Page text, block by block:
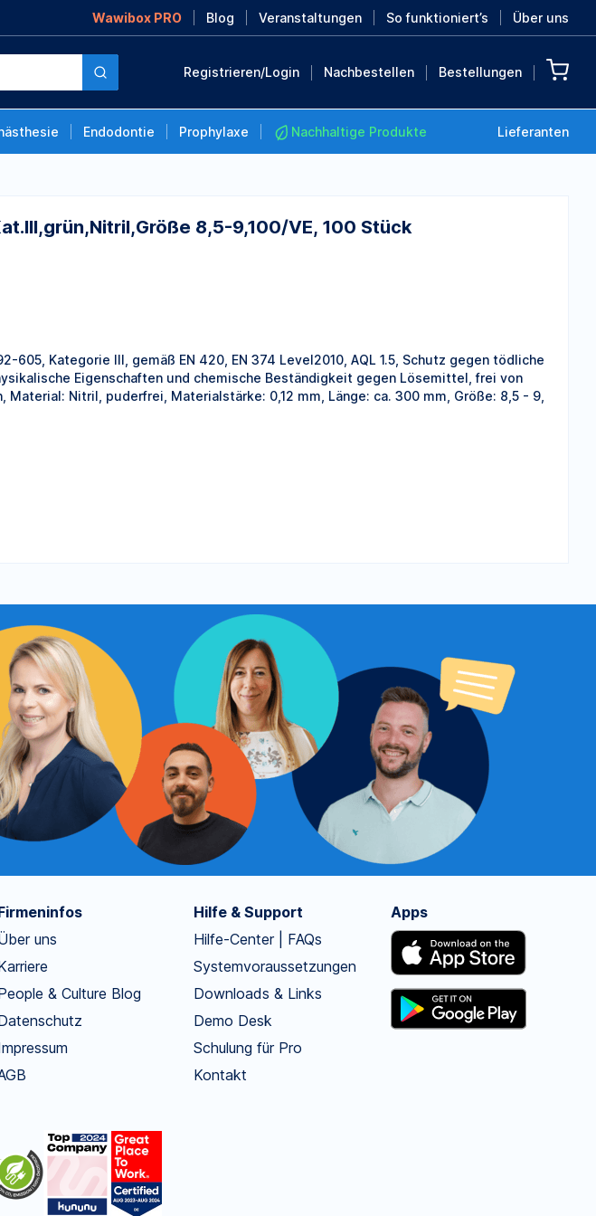
Wawibox PRO Blog Veranstaltungen So funktioniert’s Über uns
Registrieren/Login Nachbestellen Bestellungen
Endodontie Prophylaxe Nachhaltige Produkte Lieferanten
MEHR ENTDECKEN
8,5-9,100/VE, 100 Stück
605, Kategorie III, gemäß EN 420, EN 374 Level2010, AQL 1.5, Schutz gegen tödliche
Eigenschaften und chemische Beständigkeit gegen Lösemittel, frei von
Material: Nitril, puderfrei, Materialstärke: 0,12 mm, Länge: ca. 300 mm, Größe: 8,5 - 9,
uns
& Culture Blog
Hilfe & Support
Hilfe-Center | FAQs
Systemvoraussetzungen
Downloads & Links
Demo Desk
Schulung für Pro
Kontakt
Apps